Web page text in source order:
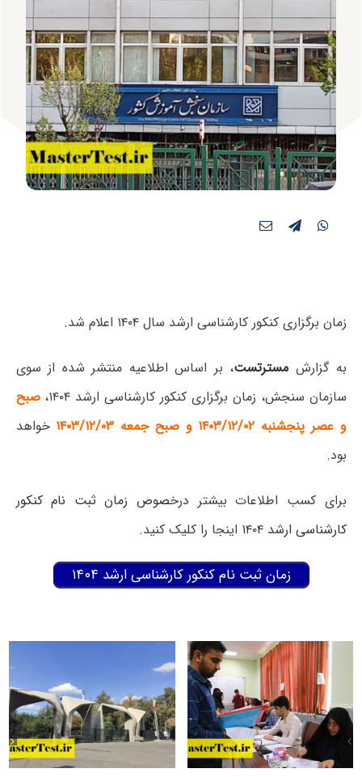
زمان برگزاری کنکور کارشناسی ارشد سال ۱۴۰۴ اعلام شد.
به گزارش مسترتست، بر اساس اطلاعیه منتشر شده از سوی
سازمان سنجش، زمان برگزاری کنکور کارشناسی ارشد
صبح
و عصر پنجشنبه ۱۴۰۳/۱۲/۰۲ و صبح جمعه ۱۴۰۳/۱۲/۰۳
خواهد
بود.
برای کسب اطلاعات بیشتر درخصوص زمان ثبت نام کنکور
کارشناسی ارشد ۱۴۰۴ اینجا را کلیک کنید.
زمان ثبت نام کنکور کارشناسی ارشد ۱۴۰۴